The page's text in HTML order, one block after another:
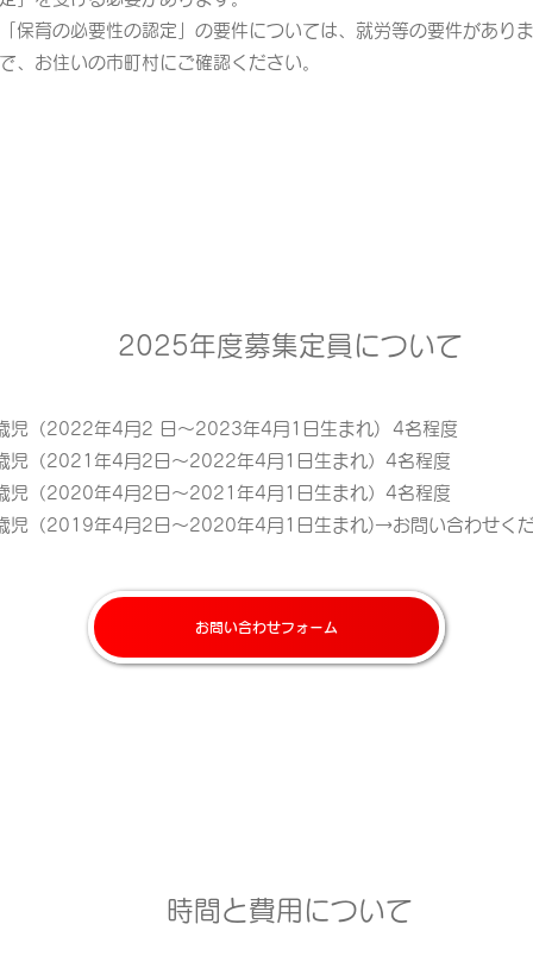
保育の必要性の認定」の要件については、就労等の要件があり
、お住いの市町村にご確認ください。
2025年度募集定員について
児（2022年4月2 日～2023年4月1日生まれ) 4名程度
児（2021年4月2日～2022年4月1日生まれ）4名程度
児（2020年4月2日～2021年4月1日生まれ）4名程度
児（2019年4月2日～2020年4月1日生まれ)→お問い合わせく
お問い合わせフォーム
時間と費用について